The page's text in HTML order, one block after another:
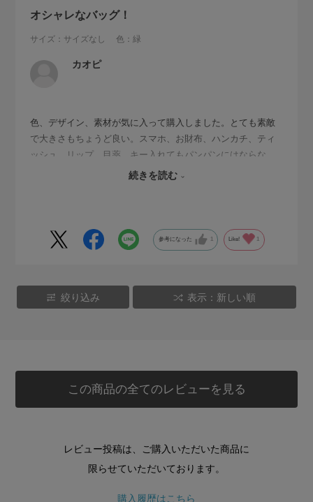
オシャレなバッグ！
サイズ：サイズなし 色：緑
カオピ
色、デザイン、素材が気に入って購入しました。とても素敵
で大きさもちょうど良い。スマホ、お財布、ハンカチ、ティ
ッシュ、リップ、目薬、キー入れてもパンパンにはならな
い。ただ、巾着の口がしまりにくいのとストラップがとりあ
続きを読む
参考になった 1 Like! 1
絞り込み 表示：新しい順
この商品の全てのレビューを見る
レビュー投稿は、ご購入いただいた商品に
限らせていただいております。
購入履歴はこちら